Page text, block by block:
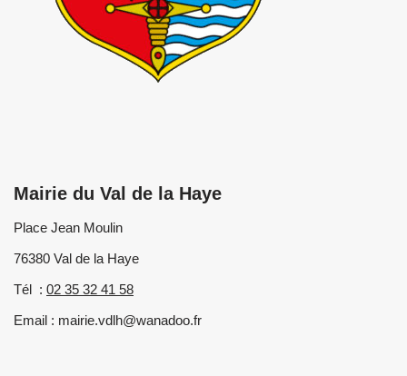
Mairie du Val de la Haye
Place Jean Moulin
76380 Val de la Haye
Tél : 02 35 32 41 58
Email : mairie.vdlh@wanadoo.fr